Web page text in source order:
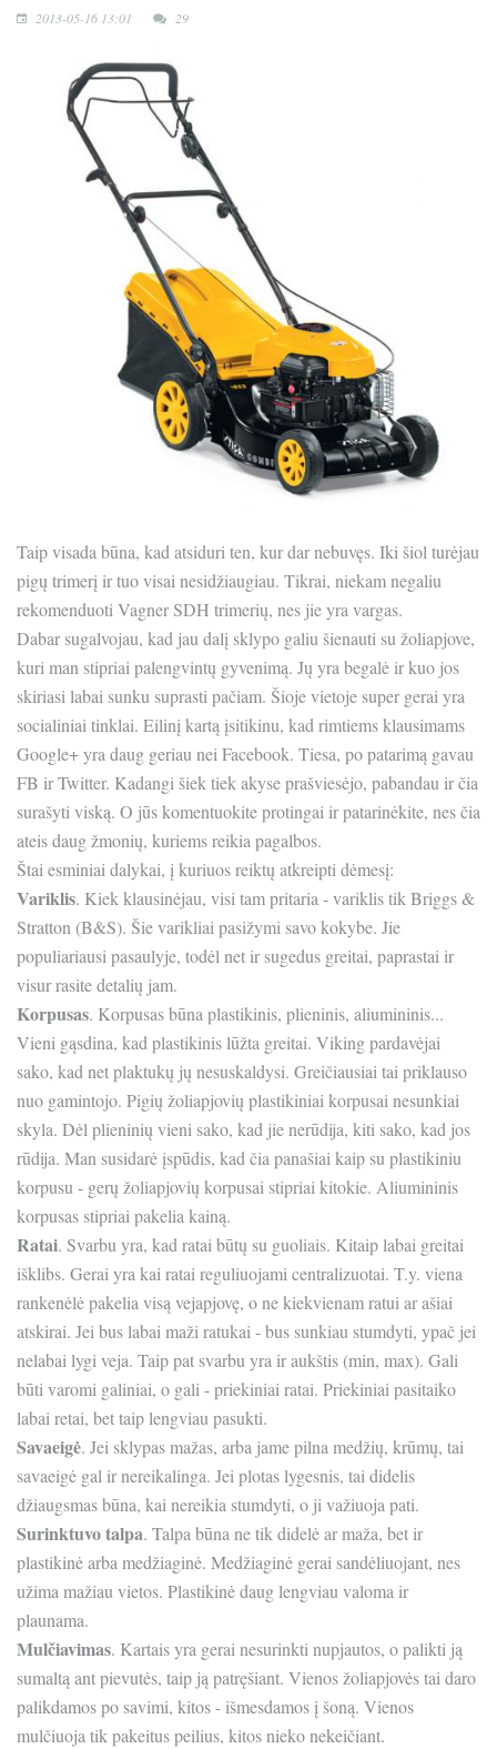
2013-05-16 13:01 29
Taip visada būna, kad atsiduri ten, kur dar nebuvęs. Iki šiol turėjau
pigų trimerį ir tuo visai nesidžiaugiau. Tikrai, niekam negaliu
rekomenduoti Vagner SDH trimerių, nes jie yra vargas.
Dabar sugalvojau, kad jau dalį sklypo galiu šienauti su žoliapjove,
kuri man stipriai palengvintų gyvenimą. Jų yra begalė ir kuo jos
skiriasi labai sunku suprasti pačiam. Šioje vietoje super gerai yra
socialiniai tinklai. Eilinį kartą įsitikinu, kad rimtiems klausimams
Google+ yra daug geriau nei Facebook. Tiesa, po patarimą gavau
FB ir Twitter. Kadangi šiek tiek akyse prašviesėjo, pabandau ir čia
surašyti viską. O jūs komentuokite protingai ir patarinėkite, nes čia
ateis daug žmonių, kuriems reikia pagalbos.
Štai esminiai dalykai, į kuriuos reiktų atkreipti dėmesį:
Variklis. Kiek klausinėjau, visi tam pritaria - variklis tik Briggs &
Stratton (B&S). Šie varikliai pasižymi savo kokybe. Jie
populiariausi pasaulyje, todėl net ir sugedus greitai, paprastai ir
visur rasite detalių jam.
Korpusas. Korpusas būna plastikinis, plieninis, aliumininis...
Vieni gąsdina, kad plastikinis lūžta greitai. Viking pardavėjai
sako, kad net plaktukų jų nesuskaldysi. Greičiausiai tai priklauso
nuo gamintojo. Pigių žoliapjovių plastikiniai korpusai nesunkiai
skyla. Dėl plieninių vieni sako, kad jie nerūdija, kiti sako, kad jos
rūdija. Man susidarė įspūdis, kad čia panašiai kaip su plastikiniu
korpusu - gerų žoliapjovių korpusai stipriai kitokie. Aliumininis
korpusas stipriai pakelia kainą.
Ratai. Svarbu yra, kad ratai būtų su guoliais. Kitaip labai greitai
išklibs. Gerai yra kai ratai reguliuojami centralizuotai. T.y. viena
rankenėlė pakelia visą vejapjovę, o ne kiekvienam ratui ar ašiai
atskirai. Jei bus labai maži ratukai - bus sunkiau stumdyti, ypač jei
nelabai lygi veja. Taip pat svarbu yra ir aukštis (min, max). Gali
būti varomi galiniai, o gali - priekiniai ratai. Priekiniai pasitaiko
labai retai, bet taip lengviau pasukti.
Savaeigė. Jei sklypas mažas, arba jame pilna medžių, krūmų, tai
savaeigė gal ir nereikalinga. Jei plotas lygesnis, tai didelis
džiaugsmas būna, kai nereikia stumdyti, o ji važiuoja pati.
Surinktuvo talpa. Talpa būna ne tik didelė ar maža, bet ir
plastikinė arba medžiaginė. Medžiaginė gerai sandėliuojant, nes
užima mažiau vietos. Plastikinė daug lengviau valoma ir
plaunama.
Mulčiavimas. Kartais yra gerai nesurinkti nupjautos, o palikti ją
sumaltą ant pievutės, taip ją patręšiant. Vienos žoliapjovės tai daro
palikdamos po savimi, kitos - išmesdamos į šoną. Vienos
mulčiuoja tik pakeitus peilius, kitos nieko nekeičiant.